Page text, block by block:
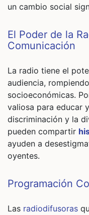
un cambio social
El Poder de la Radio como Medio de
Comunicación
La radio tiene el
audiencia,
socioeconómicas.
valiosa para educar
discriminación y la
pueden compartir
ayuden a
oyentes.
Programación
Las radiodifusoras